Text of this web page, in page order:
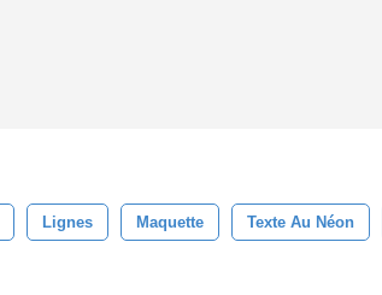
Lignes Maquette Texte Au Néon